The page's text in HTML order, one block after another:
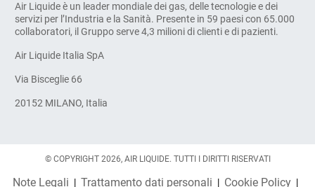
Air Liquide è un leader mondiale dei gas, delle tecnologie e dei
servizi per l’Industria e la Sanità. Presente in 59 paesi con 65.000
collaboratori, il Gruppo serve 4,3 milioni di clienti e di pazienti.
Air Liquide Italia SpA
Via Bisceglie 66
20152 MILANO, Italia
© COPYRIGHT 2026, AIR LIQUIDE. TUTTI I DIRITTI RISERVATI
Note Legali Trattamento dati personali Cookie Policy